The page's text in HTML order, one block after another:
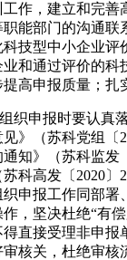
作，建立和完
能部门的沟通
技型中小企业
和通过评价的
高申报质量；扎
织申报时要认
》（苏科党组〔
知》（苏科监发
科高发〔2020
申报工作同部
，坚决杜绝“有
直接受理非申
核关，杜绝审核